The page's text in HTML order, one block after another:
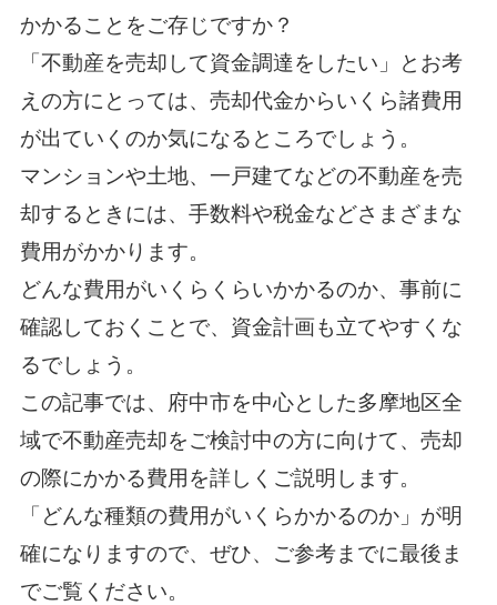
かかることをご存じですか？
「不動産を売却して資金調達をしたい」とお考
えの方にとっては、売却代金からいくら諸費用
が出ていくのか気になるところでしょう。
マンションや土地、一戸建てなどの不動産を売
却するときには、手数料や税金などさまざまな
費用がかかります。
どんな費用がいくらくらいかかるのか、事前に
確認しておくことで、資金計画も立てやすくな
るでしょう。
この記事では、府中市を中心とした多摩地区全
域で不動産売却をご検討中の方に向けて、売却
の際にかかる費用を詳しくご説明します。
「どんな種類の費用がいくらかかるのか」が明
確になりますので、ぜひ、ご参考までに最後ま
でご覧ください。